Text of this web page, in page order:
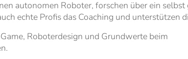
autonomen Roboter, forschen über ein
echte Profis das Coaching und unterstützen
Roboterdesign und Grundwerte beim